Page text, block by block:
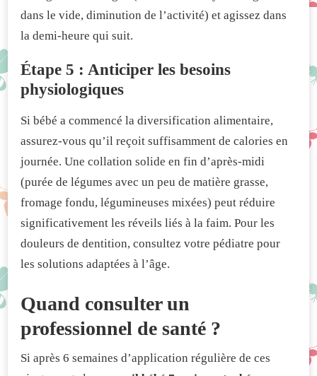
dans le vide, diminution de l’activité) et agissez dans
la demi-heure qui suit.
Étape 5 : Anticiper les besoins
physiologiques
Si bébé a commencé la diversification alimentaire,
assurez-vous qu’il reçoit suffisamment de calories en
journée. Une collation solide en fin d’après-midi
(purée de légumes avec un peu de matière grasse,
fromage fondu, légumineuses mixées) peut réduire
significativement les réveils liés à la faim. Pour les
douleurs de dentition, consultez votre pédiatre pour
les solutions adaptées à l’âge.
Quand consulter un
professionnel de santé ?
Si après 6 semaines d’application régulière de ces